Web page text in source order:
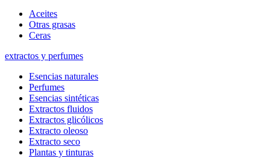
Aceites
Otras grasas
Ceras
extractos y perfumes
Esencias naturales
Perfumes
Esencias sintéticas
Extractos fluidos
Extractos glicólicos
Extracto oleoso
Extracto seco
Plantas y tinturas